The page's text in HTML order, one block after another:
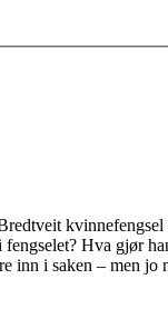
kvinnefengsel
Hva gjør
inn i saken – men